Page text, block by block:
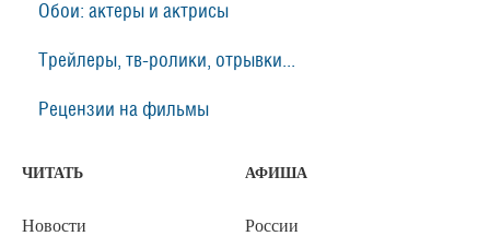
Обои: актеры и актрисы
Трейлеры, тв-ролики, отрывки...
Рецензии на фильмы
ЧИТАТЬ
Новости
АФИША
России